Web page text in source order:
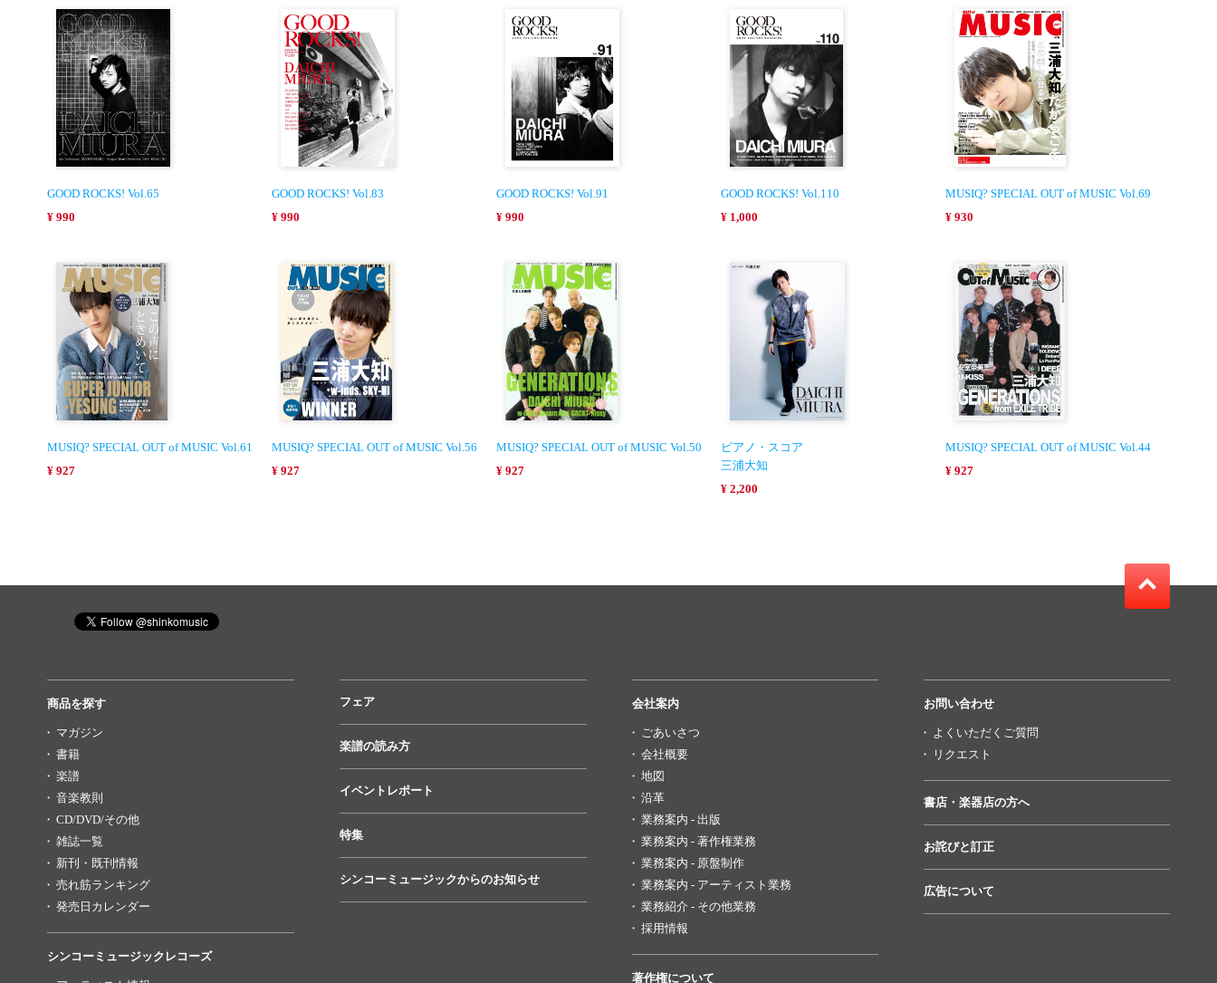
GOOD ROCKS! Vol.65
¥ 990
GOOD ROCKS! Vol.83
¥ 990
GOOD ROCKS! Vol.91
¥ 990
GOOD ROCKS! Vol.110
¥ 1,000
MUSIQ? SPECIAL OUT of MUSIC Vol.69
¥ 930
MUSIQ? SPECIAL OUT of MUSIC Vol.61
¥ 927
MUSIQ? SPECIAL OUT of MUSIC Vol.56
¥ 927
MUSIQ? SPECIAL OUT of MUSIC Vol.50
¥ 927
ピアノ・スコア
三浦大知
¥ 2,200
MUSIQ? SPECIAL OUT of MUSIC Vol.44
¥ 927
商品を探す
マガジン
書籍
楽譜
音楽教則
CD/DVD/その他
雑誌一覧
新刊・既刊情報
売れ筋ランキング
発売日カレンダー
シンコーミュージックレコーズ
フェア
楽譜の読み方
イベントレポート
特集
シンコーミュージックからのお知らせ
会社案内
ごあいさつ
会社概要
地図
沿革
業務案内 - 出版
業務案内 - 著作権業務
業務案内 - 原盤制作
業務案内 - アーティスト業務
業務紹介 - その他業務
採用情報
著作権について
お問い合わせ
よくいただくご質問
リクエスト
書店・楽器店の方へ
お詫びと訂正
広告について